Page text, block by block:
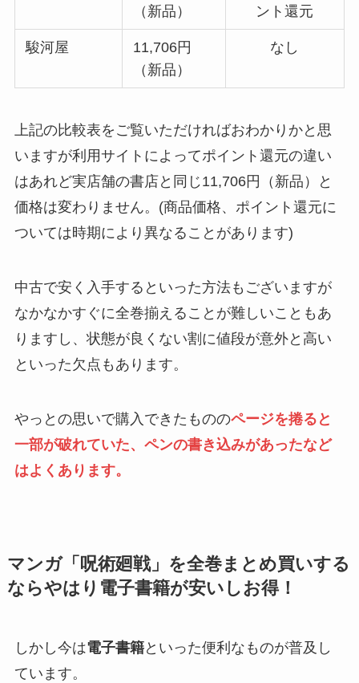
（新品）
ント還元
駿河屋
11,706円
（新品）
なし
上記の比較表をご覧いただければおわかりかと思
いますが利用サイトによってポイント還元の違い
はあれど実店舗の書店と同じ11,706円（新品）と
価格は変わりません。(商品価格、ポイント還元に
ついては時期により異なることがあります)
中古で安く入手するといった方法もございますが
なかなかすぐに全巻揃えることが難しいこともあ
りますし、状態が良くない割に値段が意外と高い
といった欠点もあります。
やっとの思いで購入できたもののページを捲ると
一部が破れていた、ペンの書き込みがあったなど
はよくあります。
マンガ「呪術廻戦」を全巻まとめ買いする
ならやはり電子書籍が安いしお得！
しかし今は電子書籍といった便利なものが普及し
ています。